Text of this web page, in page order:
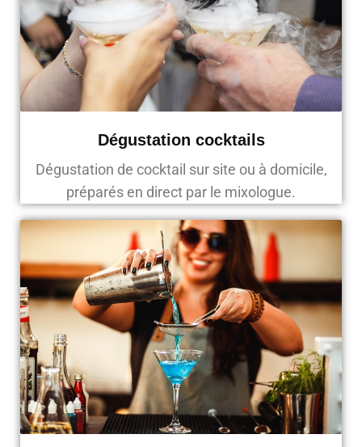
Dégustation cocktails
Dégustation de cocktail sur site ou à domicile,
préparés en direct par le mixologue.